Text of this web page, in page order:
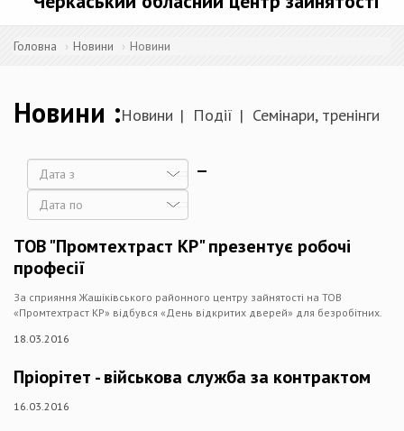
Головна Новини Новини
Новини Новини Події Семінари, тренінги
Дата
ТОВ "Промтехтраст КР" презентує робочі
професії
За сприяння Жашіківського районного центру зайнятості на ТОВ
«Промтехтраст КР» відбувся «День відкритих дверей» для безробітних.
18.03.2016
Пріорітет - військова служба за контрактом
16.03.2016